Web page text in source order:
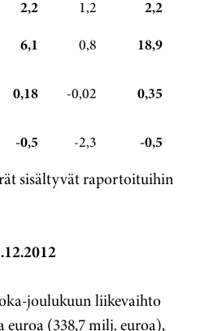
2,2 1,2 2,2
6,1 0,8 18,9
0,18 -0,02 0,35
-0,5 -2,3 -0,5
sisältyvät raportoituihin
joulukuun liikevaihto
(338,7 milj. euroa),